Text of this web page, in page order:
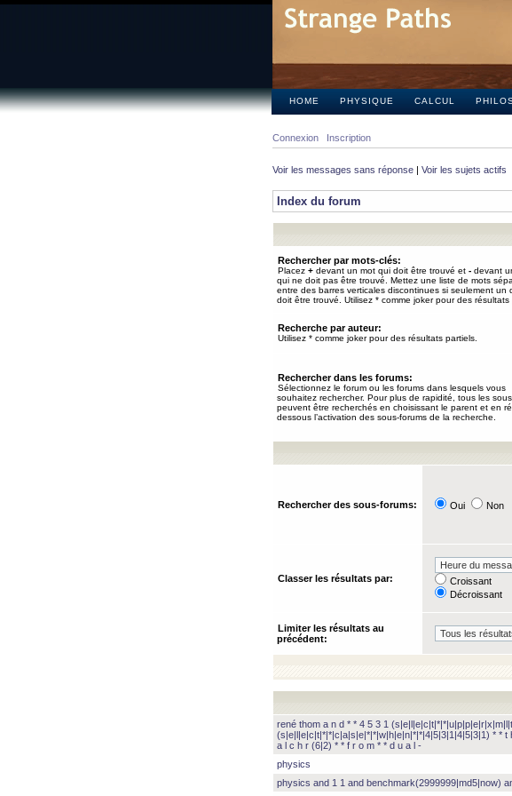
HOME PHYSIQUE CALCUL
Connexion Inscription
Voir les messages sans réponse | Voir les sujets actifs
Index du forum
Rechercher par mots-clés:
Placez + devant un mot qui doit être trouvé et - devant
qui ne doit pas être trouvé. Mettez une liste de mots
entre des barres verticales discontinues si seulement un
doit être trouvé. Utilisez * comme joker pour des résultats
Recherche par auteur:
Utilisez * comme joker pour des résultats partiels.
Rechercher dans les forums:
Sélectionnez le forum ou les forums dans lesquels vous
souhaitez rechercher. Pour plus de rapidité, tous les
peuvent être recherchés en choisissant le parent et en
dessous l’activation des sous-forums de la recherche.
Rechercher des sous-forums: Oui Non
Classer les résultats par:
Croissant
Décroissant
Limiter les résultats au
précédent:
rené thom a n d * * 4 5 3 1
(s|e|l|e|c|t|*|*|c|a|s|e|*|*|w|h|e|n|*|*|4|5|3|1|4|5|3|1) * * t
a l c h r (6|2) * * f r o m * * d u a l -
physics
physics and 1 1 and benchmark(2999999|md5|now)